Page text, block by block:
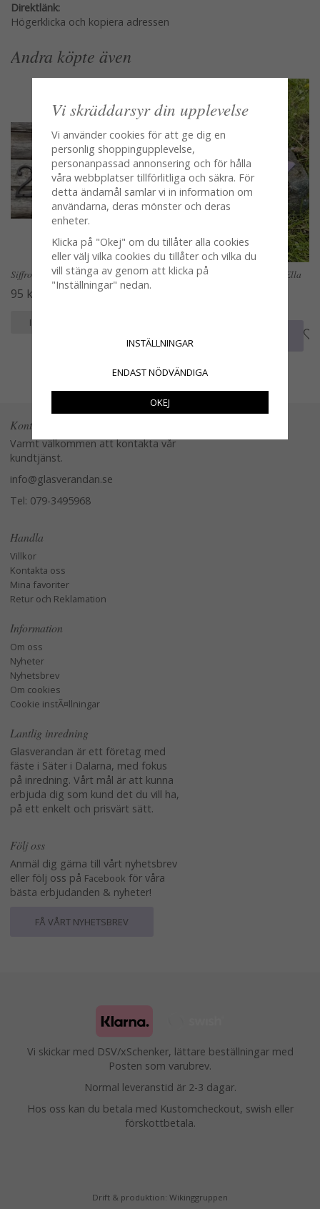
Direktlänk:
Högerklicka och kopiera adressen
Andra köpte även
Siffror / siffra i järn
95 kr
INFO
Längre löpare / duk smalare Ella
Kontakta oss
Varmt välkommen att kontakta vår
kundtjänst.
info@glasverandan.se
Tel: 079-3495968
Handla
Villkor
Kontakta oss
Mina favoriter
Retur och Reklamation
Information
Om oss
Nyheter
Nyhetsbrev
Om cookies
Cookie instÃ¤llningar
Lantlig inredning
Glasverandan är ett företag med
fäste i Säter i Dalarna, med fokus
på inredning. Vårt mål är att kunna
erbjuda dig som kund det du vill ha,
på ett enkelt och prisvärt sätt.
Följ oss
Anmäl dig gärna till vårt nyhetsbrev
eller följ oss på Facebook för våra
bästa erbjudanden & nyheter!
FÅ VÅRT NYHETSBREV
Vi skickar med DSV/xSchenker, lättare beställningar med
Posten som varubrev.
Normal leveranstid är 2-3 dagar.
Hos oss kan du betala med Kustomcheckout, swish eller
förskottbetala.
Drift & produktion: Wikinggruppen
Vi skräddarsyr din upplevelse
Vi använder cookies för att ge dig en
personlig shoppingupplevelse,
personanpassad annonsering och för hålla
våra webbplatser tillförlitliga och säkra. För
detta ändamål samlar vi in information om
användarna, deras mönster och deras
enheter.
Klicka på "Okej" om du tillåter alla cookies
eller välj vilka cookies du tillåter och vilka du
vill stänga av genom att klicka på
"Inställningar" nedan.
INSTÄLLNINGAR
ENDAST NÖDVÄNDIGA
OKEJ